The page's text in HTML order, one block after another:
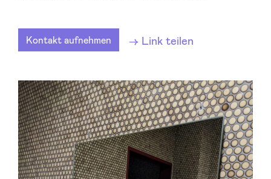
Kontakt aufnehmen Link teilen